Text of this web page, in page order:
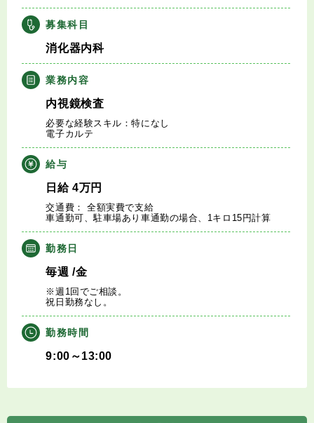
医師の求人・転職Q&A
知りたい・聞きたい
転職成功事例
医師の転職マニュアル
データで見る医師の平均年収
医師に役立つ取材記事
大学医局紹介
募集科目
消化器内科
業務内容
内視鏡検査
必要な経験スキル：特になし
電子カルテ
給与
日給4万円
交通費： 全額実費で支給
車通勤可、駐車場あり車通勤の場合、1キロ15円計算
勤務日
毎週 /金
※週1回でご相談。
祝日勤務なし。
勤務時間
9:00～13:00